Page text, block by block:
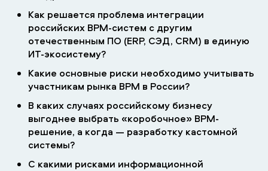
Как решается проблема интеграции
российских BPM-систем с другим
отечественным ПО (ERP, СЭД, CRM) в единую
ИТ-экосистему?
Какие основные риски необходимо учитывать
участникам рынка BPM в России?
В каких случаях российскому бизнесу
выгоднее выбрать «коробочное» BPM-
решение, а когда — разработку кастомной
системы?
С какими рисками информационной